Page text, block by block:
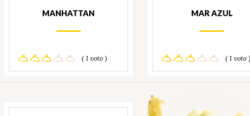
MANHATTAN
( 1 voto )
MAR AZUL
( 1 voto )